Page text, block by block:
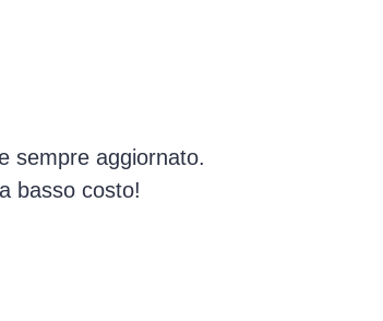
sempre aggiornato.
basso costo!